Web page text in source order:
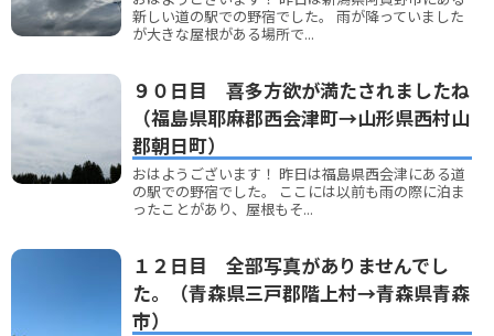
新しい道の駅での野宿でした。 雨が降っていました
が大きな屋根がある場所で...
９０日目 喜多方欲が満たされましたね
（福島県耶麻郡西会津町→山形県西村山
郡朝日町）
おはようございます！ 昨日は福島県西会津にある道
の駅での野宿でした。 ここには以前も雨の際に泊ま
ったことがあり、屋根もそ...
１２日目 全部写真がありませんでし
た。（青森県三戸郡階上村→青森県青森
市）